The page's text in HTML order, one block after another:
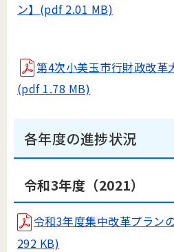
ン】(pdf 2.01 MB)
第4次小美玉市行財政改革
(pdf 1.78 MB)
各年度の進捗状況
令和3年度（2021）
令和3年度集中改革プラン
292 KB)